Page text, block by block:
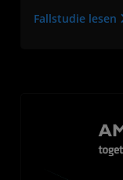
Fallstudie lesen